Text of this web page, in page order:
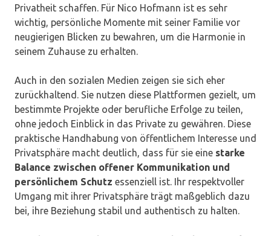
Privatheit schaffen. Für Nico Hofmann ist es sehr
wichtig, persönliche Momente mit seiner Familie vor
neugierigen Blicken zu bewahren, um die Harmonie in
seinem Zuhause zu erhalten.
Auch in den sozialen Medien zeigen sie sich eher
zurückhaltend. Sie nutzen diese Plattformen gezielt, um
bestimmte Projekte oder berufliche Erfolge zu teilen,
ohne jedoch Einblick in das Private zu gewähren. Diese
praktische Handhabung von öffentlichem Interesse und
Privatsphäre macht deutlich, dass für sie eine starke
Balance zwischen offener Kommunikation und
persönlichem Schutz essenziell ist. Ihr respektvoller
Umgang mit ihrer Privatsphäre trägt maßgeblich dazu
bei, ihre Beziehung stabil und authentisch zu halten.